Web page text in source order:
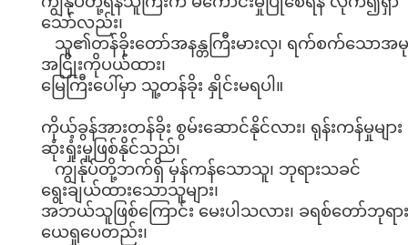
သော်လည်း၊
သူ၏တန်ခိုးတော်အနန္တကြီးမားလှ၊ ရက်စက်သောအ
အငြိုးကိုပယ်ထား၊
မြေကြီးပေါ်မှာ သူ့တန်ခိုး နှိုင်းမရပါ။
ကိုယ့်ခွန်အားတန်ခိုး စွမ်းဆောင်နိုင်လား၊ ရုန်းကန်မှုများ
ဆုံးရှုံးမှုဖြစ်နိုင်သည်၊
ကျွန်ုပ်တို့ဘက်ရှိ မှန်ကန်သောသူ၊ ဘုရားသခင်
ရွေးချယ်ထားသောသူများ၊
အဘယ်သူဖြစ်ကြောင်း မေးပါသလား၊ ခရစ်တော်ဘုရား
ယေရှုပေတည်း၊